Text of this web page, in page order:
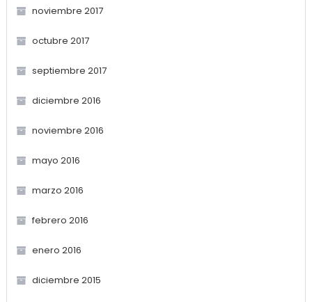
noviembre 2017
octubre 2017
septiembre 2017
diciembre 2016
noviembre 2016
mayo 2016
marzo 2016
febrero 2016
enero 2016
diciembre 2015